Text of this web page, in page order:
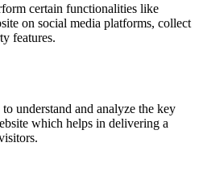
certain functionalities like
on social media platforms, collect
features.
understand and analyze the key
which helps in delivering a